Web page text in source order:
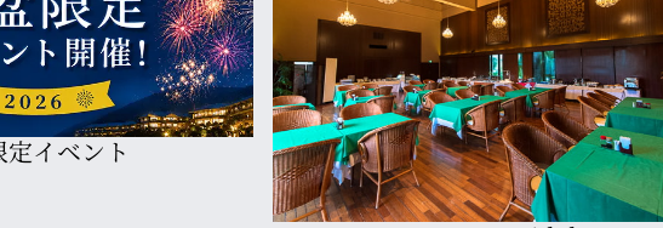
知らせ】
夏メニューが7月1日からスタート！
フルーツなど夏の暑さを乗り切る“夏ビュッフェ”をぜひご賞味ください。
宿泊料金5％OFF